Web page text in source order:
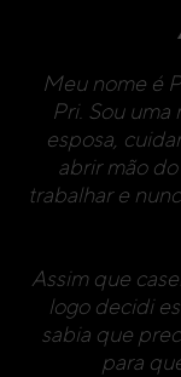
Meu nome é
Pri. Sou uma
esposa,
abrir mão
trabalhar e
Assim que
logo decidi
sabia que
para